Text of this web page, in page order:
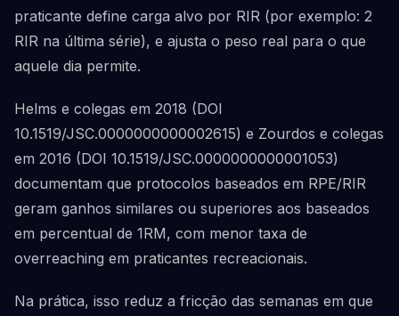
praticante define carga alvo por RIR (por exemplo: 2
RIR na última série), e ajusta o peso real para o que
aquele dia permite.
Helms e colegas em 2018 (DOI
10.1519/JSC.0000000000002615) e Zourdos e colegas
em 2016 (DOI 10.1519/JSC.0000000000001053)
documentam que protocolos baseados em RPE/RIR
geram ganhos similares ou superiores aos baseados
em percentual de 1RM, com menor taxa de
overreaching em praticantes recreacionais.
Na prática, isso reduz a fricção das semanas em que